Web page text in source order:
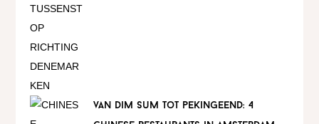
van dim sum tot pekingeend: 4